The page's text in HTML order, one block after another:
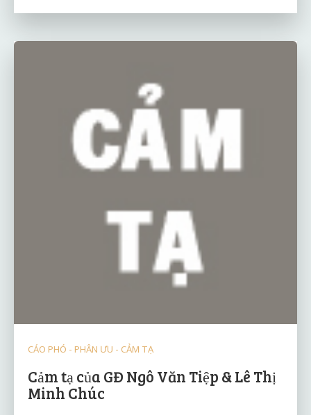
CÁO PHÓ - PHÂN ƯU - CẢM TẠ
Cảm tạ của GĐ Ngô Văn Tiệp & Lê Thị
Minh Chúc